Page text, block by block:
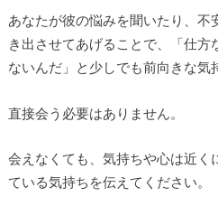
あなたが彼の悩みを聞いたり、不
き出させてあげることで、「仕
ないんだ」と少しでも前向きな気
直接会う必要はありません。
会えなくても、気持ちや心は近く
ている気持ちを伝えてください。